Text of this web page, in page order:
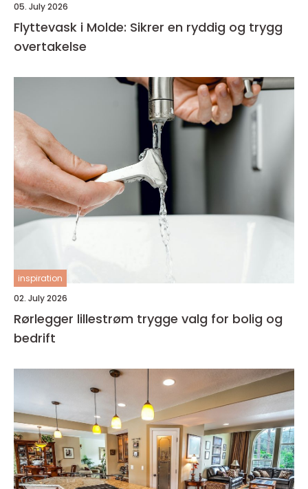
05. July 2026
Flyttevask i Molde: Sikrer en ryddig og trygg
overtakelse
inspiration
02. July 2026
Rørlegger lillestrøm trygge valg for bolig og
bedrift